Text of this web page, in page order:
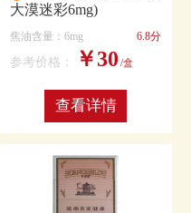
大漠迷彩6mg)
焦油含量：6mg 6.8分
参考价格： ￥30 /盒
查看详情